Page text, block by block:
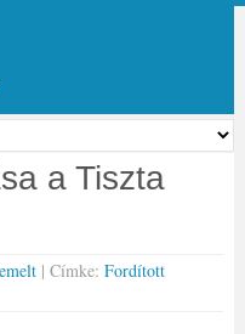
a Tiszta
| Címke: Fordított